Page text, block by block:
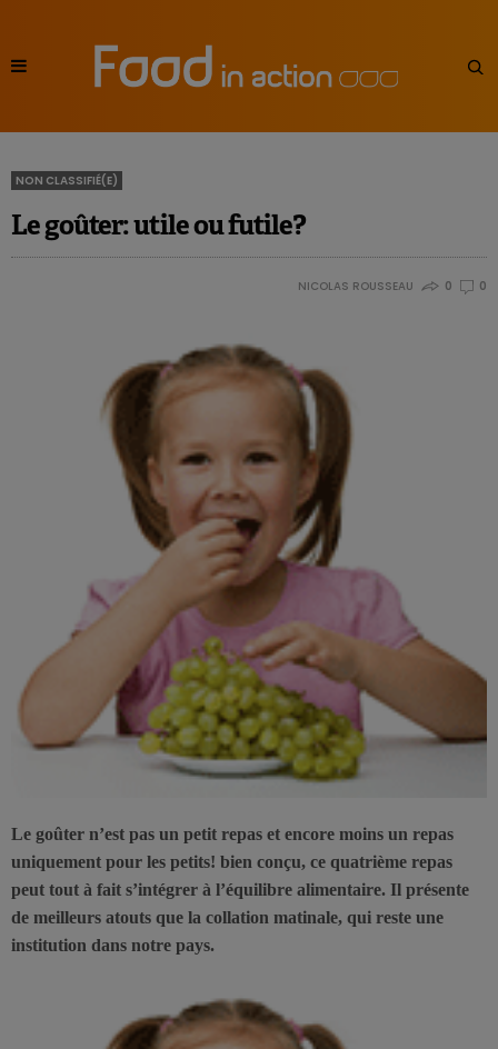
NON CLASSIFIÉ(E)
Le goûter: utile ou futile?
NICOLAS ROUSSEAU 0 0
Le goûter n’est pas un petit repas et encore moins un repas
uniquement pour les petits! bien conçu, ce quatrième repas
peut tout à fait s’intégrer à l’équilibre alimentaire. Il présente
de meilleurs atouts que la collation matinale, qui reste une
institution dans notre pays.